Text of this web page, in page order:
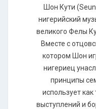
Шон Кути
нигерийский
великого Фелы
Вместе с
котором Шон
нигериец
принципы
использует
выступлений и